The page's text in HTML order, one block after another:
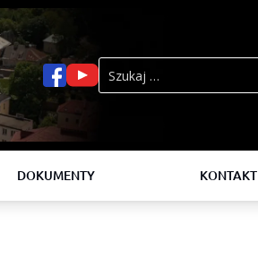
DOKUMENTY KONTAKT